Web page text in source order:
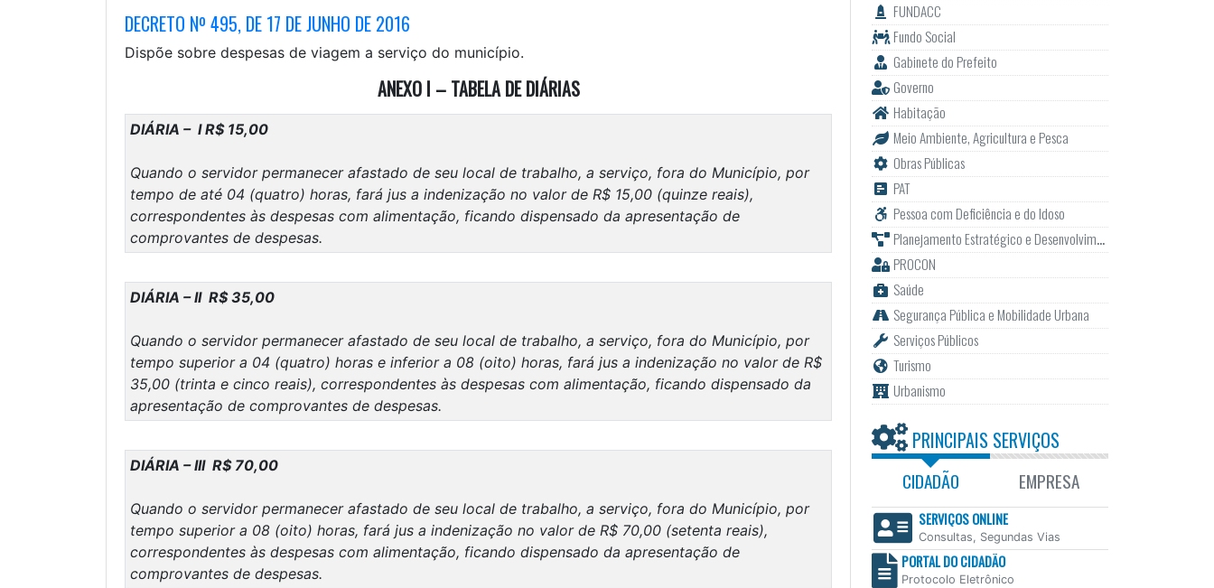
DECRETO Nº 495, DE 17 DE JUNHO DE 2016
Dispõe sobre despesas de viagem a serviço do município.
ANEXO I – TABELA DE DIÁRIAS
DIÁRIA – I R$ 15,00
Quando o servidor permanecer afastado de seu local de trabalho, a serviço, fora do Município, por
tempo de até 04 (quatro) horas, fará jus a indenização no valor de R$ 15,00 (quinze reais),
correspondentes às despesas com alimentação, ficando dispensado da apresentação de
comprovantes de despesas.
DIÁRIA – II R$ 35,00
Quando o servidor permanecer afastado de seu local de trabalho, a serviço, fora do Município, por
tempo superior a 04 (quatro) horas e inferior a 08 (oito) horas, fará jus a indenização no valor de R$
35,00 (trinta e cinco reais), correspondentes às despesas com alimentação, ficando dispensado da
apresentação de comprovantes de despesas.
DIÁRIA – III R$ 70,00
Quando o servidor permanecer afastado de seu local de trabalho, a serviço, fora do Município, por
tempo superior a 08 (oito) horas, fará jus a indenização no valor de R$ 70,00 (setenta reais),
correspondentes às despesas com alimentação, ficando dispensado da apresentação de
comprovantes de despesas.
FUNDACC
Fundo Social
Gabinete do Prefeito
Governo
Habitação
Meio Ambiente, Agricultura e Pesca
Obras Públicas
PAT
Pessoa com Deficiência e do Idoso
Planejamento Estratégico e Desenvolvimento
PROCON
Saúde
Segurança Pública e Mobilidade Urbana
Serviços Públicos
Turismo
Urbanismo
PRINCIPAIS SERVIÇOS
CIDADÃO EMPRESA
SERVIÇOS ONLINE
Consultas, Segundas Vias
PORTAL DO CIDADÃO
Protocolo Eletrônico